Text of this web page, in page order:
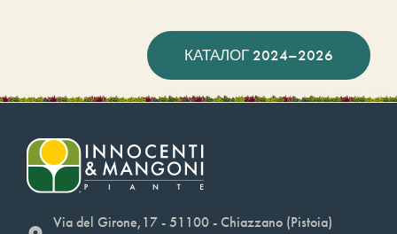
КАТАЛОГ 2024–2026
Via del Girone,17 - 51100 - Chiazzano (Pistoia)